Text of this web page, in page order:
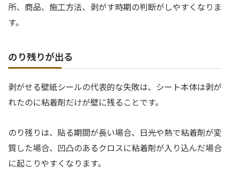
所、商品、施工方法、剥がす時期の判断がしやすくなりま
す。
のり残りが出る
剥がせる壁紙シールの代表的な失敗は、シート本体は剥が
れたのに粘着剤だけが壁に残ることです。
のり残りは、貼る期間が長い場合、日光や熱で粘着剤が変
質した場合、凹凸のあるクロスに粘着剤が入り込んだ場合
に起こりやすくなります。